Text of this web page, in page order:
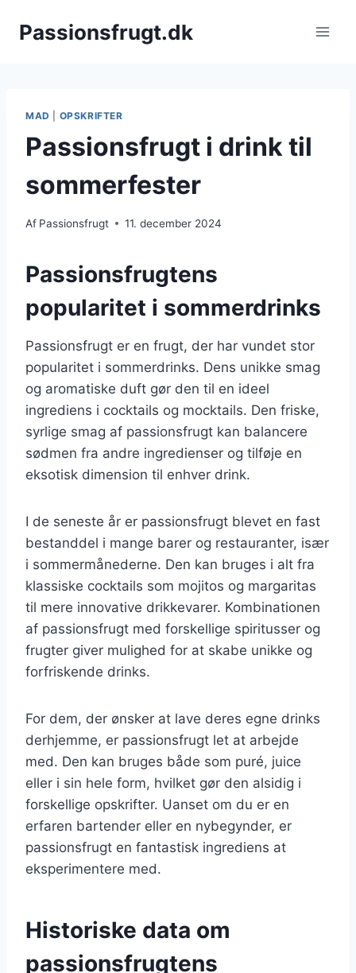
Passionsfrugt.dk
MAD OPSKRIFTER
Passionsfrugt i drink til
sommerfester
Af Passionsfrugt 11. december 2024
Passionsfrugtens
popularitet i sommerdrinks
Passionsfrugt er en frugt, der har vundet stor
popularitet i sommerdrinks. Dens unikke smag
og aromatiske duft gør den til en ideel
ingrediens i cocktails og mocktails. Den friske,
syrlige smag af passionsfrugt kan balancere
sødmen fra andre ingredienser og tilføje en
eksotisk dimension til enhver drink.
I de seneste år er passionsfrugt blevet en fast
bestanddel i mange barer og restauranter, især
i sommermånederne. Den kan bruges i alt fra
klassiske cocktails som mojitos og margaritas
til mere innovative drikkevarer. Kombinationen
af passionsfrugt med forskellige spiritusser og
frugter giver mulighed for at skabe unikke og
forfriskende drinks.
For dem, der ønsker at lave deres egne drinks
derhjemme, er passionsfrugt let at arbejde
med. Den kan bruges både som puré, juice
eller i sin hele form, hvilket gør den alsidig i
forskellige opskrifter. Uanset om du er en
erfaren bartender eller en nybegynder, er
passionsfrugt en fantastisk ingrediens at
eksperimentere med.
Historiske data om
passionsfrugtens